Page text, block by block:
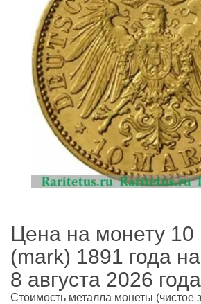
Цена на монету 10
(mark) 1891 года
8 августа 2026 года
Стоимость металла монеты (чистое